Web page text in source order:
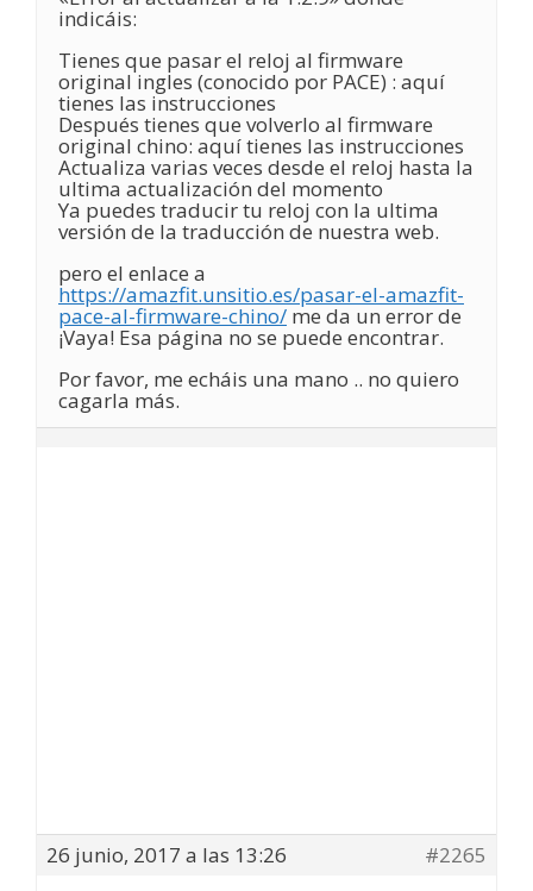
indicáis:
Tienes que pasar el reloj al firmware
original ingles (conocido por PACE) : aquí
tienes las instrucciones
Después tienes que volverlo al firmware
original chino: aquí tienes las instrucciones
Actualiza varias veces desde el reloj hasta la
ultima actualización del momento
Ya puedes traducir tu reloj con la ultima
versión de la traducción de nuestra web.
pero el enlace a
https://amazfit.unsitio.es/pasar-el-amazfit-
pace-al-firmware-chino/ me da un error de
¡Vaya! Esa página no se puede encontrar.
Por favor, me echáis una mano .. no quiero
cagarla más.
26 junio, 2017 a las 13:26
#2265